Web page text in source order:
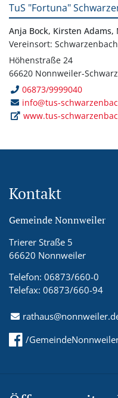
TuS "Fortuna"
Anja Bock, Kirsten
Vereinsort: Schwarzenbach
Höhenstraße 24
66620 Nonnweiler-
06873/9999040
info@tus-
www.tus-
Kontakt
Gemeinde Nonnweiler
Trierer Straße 5
66620 Nonnweiler
Telefon: 06873/660-0
Telefax: 06873/660-94
/